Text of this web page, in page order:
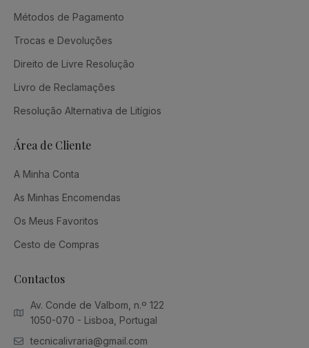
Métodos de Pagamento
Trocas e Devoluções
Direito de Livre Resolução
Livro de Reclamações
Resolução Alternativa de Litígios
Área de Cliente
A Minha Conta
As Minhas Encomendas
Os Meus Favoritos
Cesto de Compras
Contactos
Av. Conde de Valbom, n.º 122
1050-070 - Lisboa, Portugal
tecnicalivraria@gmail.com